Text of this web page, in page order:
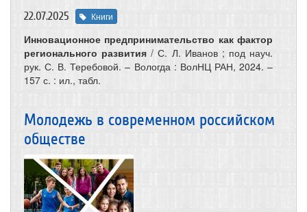
22.07.2025 Книги
Инновационное предпринимательство как фактор
регионального развития/ С. Л. Иванов ; под науч.
рук. С. В. Теребовой. – Вологда : ВолНЦ РАН, 2024. –
157 с. : ил., табл.
Молодежь в современном российском
обществе